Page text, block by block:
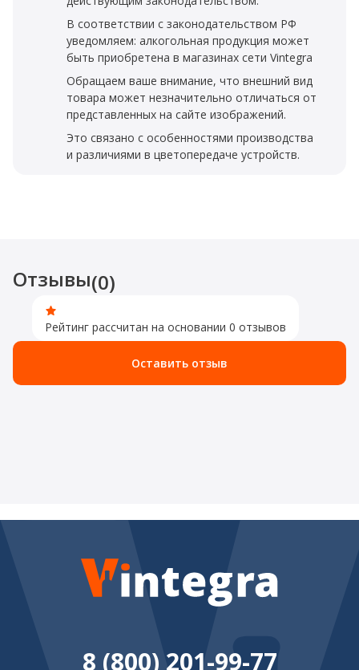
В соответствии с законодательством РФ
уведомляем: алкогольная продукция может
быть приобретена в магазинах сети Vintegra
Обращаем ваше внимание, что внешний вид
товара может незначительно отличаться от
представленных на сайте изображений.
Это связано с особенностями производства
и различиями в цветопередаче устройств.
Отзывы(0)
Рейтинг рассчитан на основании 0 отзывов
Оставить отзыв
8 (800) 201-99-77